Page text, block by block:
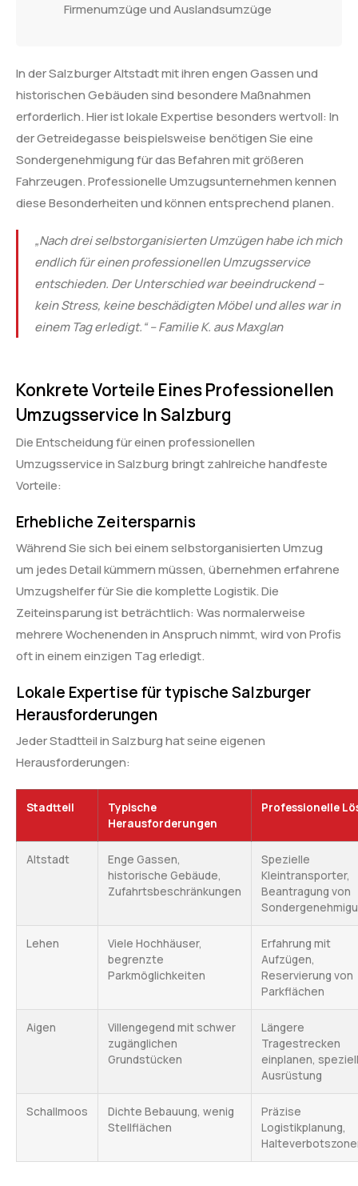
Firmenumzüge und Auslandsumzüge
In der Salzburger Altstadt mit ihren engen Gassen und
historischen Gebäuden sind besondere Maßnahmen
erforderlich. Hier ist lokale Expertise besonders wertvoll: In
der Getreidegasse beispielsweise benötigen Sie eine
Sondergenehmigung für das Befahren mit größeren
Fahrzeugen. Professionelle Umzugsunternehmen kennen
diese Besonderheiten und können entsprechend planen.
„Nach drei selbstorganisierten Umzügen habe ich mich
endlich für einen professionellen Umzugsservice
entschieden. Der Unterschied war beeindruckend –
kein Stress, keine beschädigten Möbel und alles war in
einem Tag erledigt.“ – Familie K. aus Maxglan
Konkrete Vorteile Eines Professionellen
Umzugsservice In Salzburg
Die Entscheidung für einen professionellen
Umzugsservice in Salzburg bringt zahlreiche handfeste
Vorteile:
Erhebliche Zeitersparnis
Während Sie sich bei einem selbstorganisierten Umzug
um jedes Detail kümmern müssen, übernehmen erfahrene
Umzugshelfer für Sie die komplette Logistik. Die
Zeiteinsparung ist beträchtlich: Was normalerweise
mehrere Wochenenden in Anspruch nimmt, wird von Profis
oft in einem einzigen Tag erledigt.
Lokale Expertise für typische Salzburger
Herausforderungen
Jeder Stadtteil in Salzburg hat seine eigenen
Herausforderungen:
Stadtteil
Typische
Herausforderungen
Professionelle
Altstadt
Enge Gassen,
historische Gebäude,
Zufahrtsbeschränkungen
Spezielle
Kleintransporter,
Beantragung von
Lehen
Viele Hochhäuser,
begrenzte
Parkmöglichkeiten
Erfahrung mit
Aufzügen,
Reservierung von
Parkflächen
Aigen
Villengegend mit schwer
zugänglichen
Grundstücken
Längere
Tragestrecken
einplanen,
Ausrüstung
Schallmoos
Dichte Bebauung, wenig
Stellflächen
Präzise
Logistikplanung,